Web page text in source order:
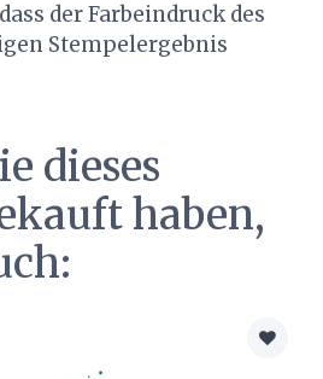
der Farbeindruck des
Stempelergebnis
dieses
haben,